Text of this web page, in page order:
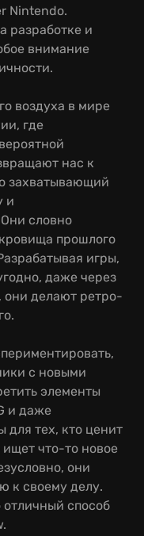
Nintendo.
разработке и
внимание
воздуха в мире
где
нас к
захватывающий
и
словно
прошлого
игры,
даже через
они делают ретро-
с новыми
элементы
и даже
для тех, кто ценит
что-то новое
они
к своему делу.
способ